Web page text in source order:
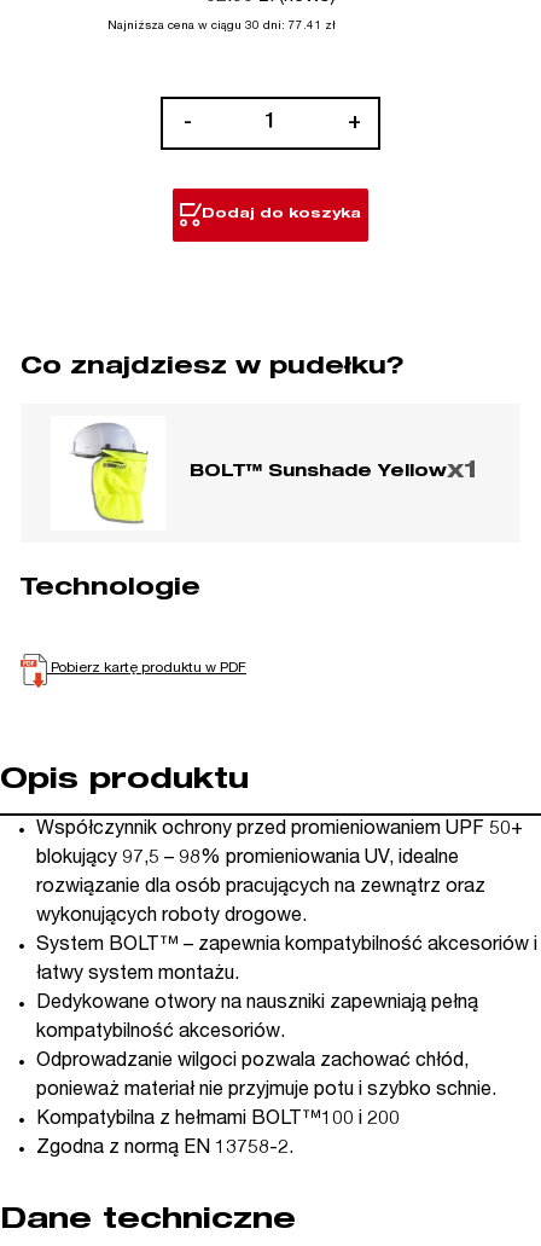
Najniższa cena w ciągu 30 dni: 77.41 zł
-
do
hełmu
+
Dodaj do koszyka
Co znajdziesz w pudełku?
BOLT™ Sunshade Yellowx1
Technologie
Pobierz kartę produktu w PDF
Opis produktu
Współczynnik ochrony przed promieniowaniem UPF 50+
blokujący 97,5 – 98% promieniowania UV, idealne
rozwiązanie dla osób pracujących na zewnątrz oraz
wykonujących roboty drogowe.
System BOLT™ – zapewnia kompatybilność akcesoriów i
łatwy system montażu.
Dedykowane otwory na nauszniki zapewniają pełną
kompatybilność akcesoriów.
Odprowadzanie wilgoci pozwala zachować chłód,
ponieważ materiał nie przyjmuje potu i szybko schnie.
Kompatybilna z hełmami BOLT™100 i 200
Zgodna z normą EN 13758-2.
Dane techniczne